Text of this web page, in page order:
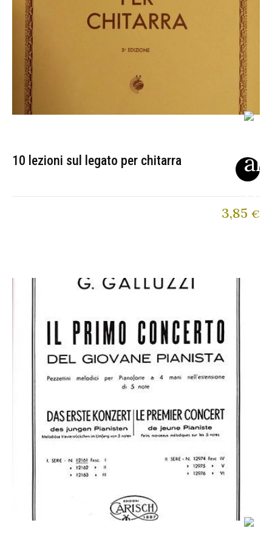
10 lezioni sul legato per chitarra
3,85 €